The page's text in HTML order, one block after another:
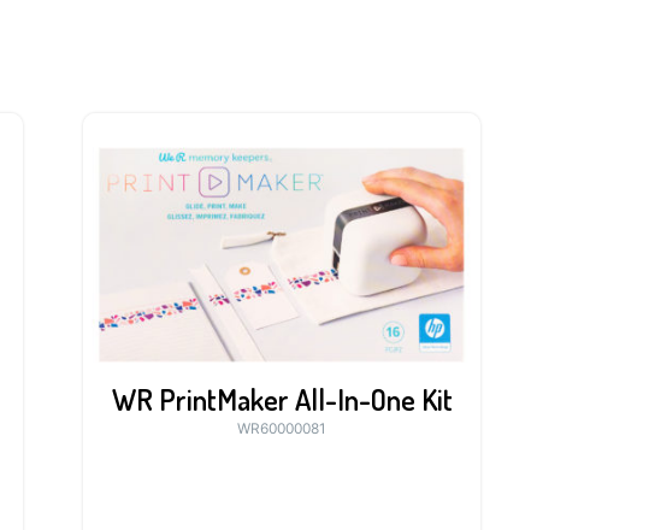
WR PrintMaker All-In-One Kit
WR60000081